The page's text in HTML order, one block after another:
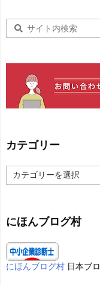
カテゴリー
テ
ー
にほんブログ村
にほんブログ村 日本ブ